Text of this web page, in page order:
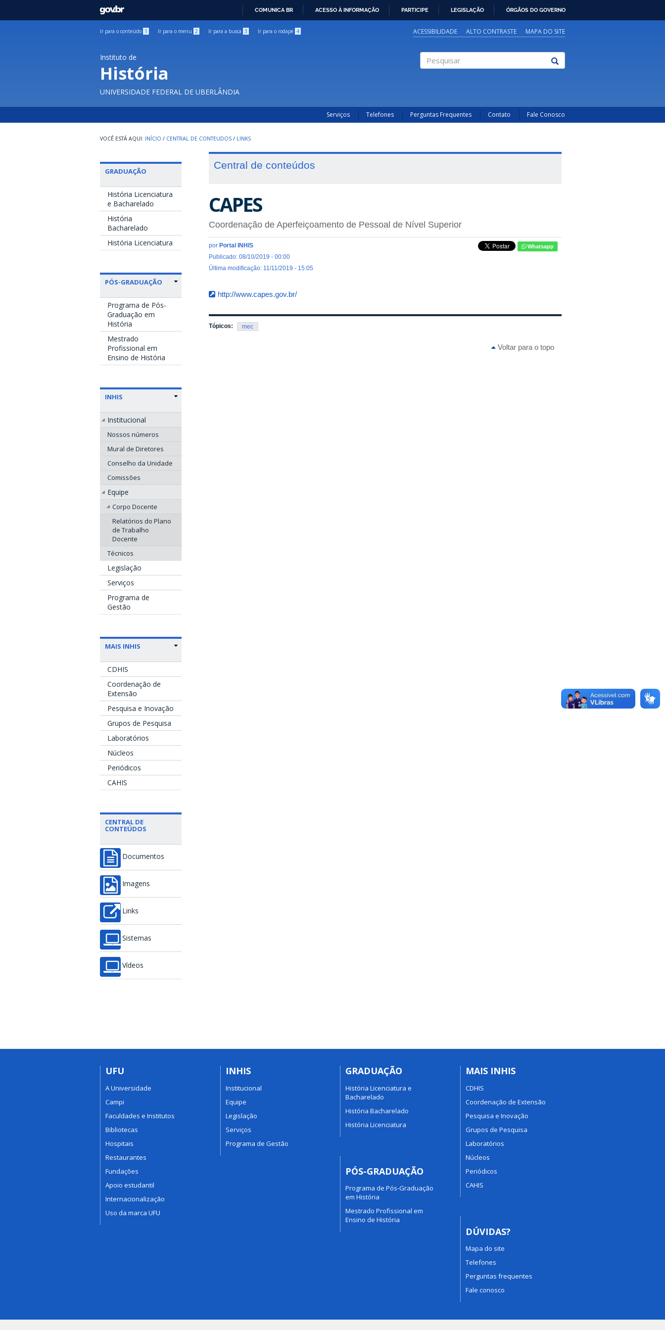
GOVBR
COMUNICA BR ACESSO À INFORMAÇÃO PARTICIPE LEGISLAÇÃO ÓRGÃOS DO GOVERNO
Ir para o conteúdo 1 Ir para o menu 2 Ir para a busca 3 Ir para o rodapé 4 ACESSIBILIDADE ALTO CONTRASTE MAPA DO SITE
Instituto de
História
UNIVERSIDADE FEDERAL DE UBERLÂNDIA
Serviços Telefones Perguntas Frequentes Contato Fale Conosco
INÍCIO / CENTRAL DE CONTEUDOS / LINKS
GRADUAÇÃO
História Licenciatura
e Bacharelado
História
Bacharelado
História Licenciatura
PÓS-GRADUAÇÃO
Programa de Pós-
Graduação em
História
Mestrado
Profissional em
Ensino de História
INHIS
Institucional
Nossos números
Mural de Diretores
Conselho da Unidade
Comissões
Equipe
Corpo Docente
Relatórios do Plano
de Trabalho
Docente
Técnicos
Legislação
Serviços
Programa de
Gestão
MAIS INHIS
CDHIS
Coordenação de
Extensão
Pesquisa e Inovação
Grupos de Pesquisa
Laboratórios
Núcleos
Periódicos
CAHIS
CENTRAL DE
CONTEÚDOS
Documentos
Imagens
Links
Sistemas
Vídeos
Central de conteúdos
CAPES
Coordenação de Aperfeiçoamento de Pessoal de Nível Superior
por Portal INHIS
Publicado: 08/10/2019 - 00:00
Última modificação: 11/11/2019 - 15:05
Whatsapp
http://www.capes.gov.br/
Tópicos: mec
Voltar para o topo
UFU
A Universidade
Campi
Faculdades e Institutos
Bibliotecas
Hospitais
Restaurantes
Fundações
Apoio estudantil
Internacionalização
Uso da marca UFU
INHIS
Institucional
Equipe
Legislação
Serviços
Programa de Gestão
GRADUAÇÃO
História Licenciatura e
Bacharelado
História Bacharelado
História Licenciatura
PÓS-GRADUAÇÃO
Programa de Pós-Graduação
em História
Mestrado Profissional em
Ensino de História
MAIS INHIS
CDHIS
Coordenação de Extensão
Pesquisa e Inovação
Grupos de Pesquisa
Laboratórios
Núcleos
Periódicos
CAHIS
DÚVIDAS?
Mapa do site
Telefones
Perguntas frequentes
Fale conosco